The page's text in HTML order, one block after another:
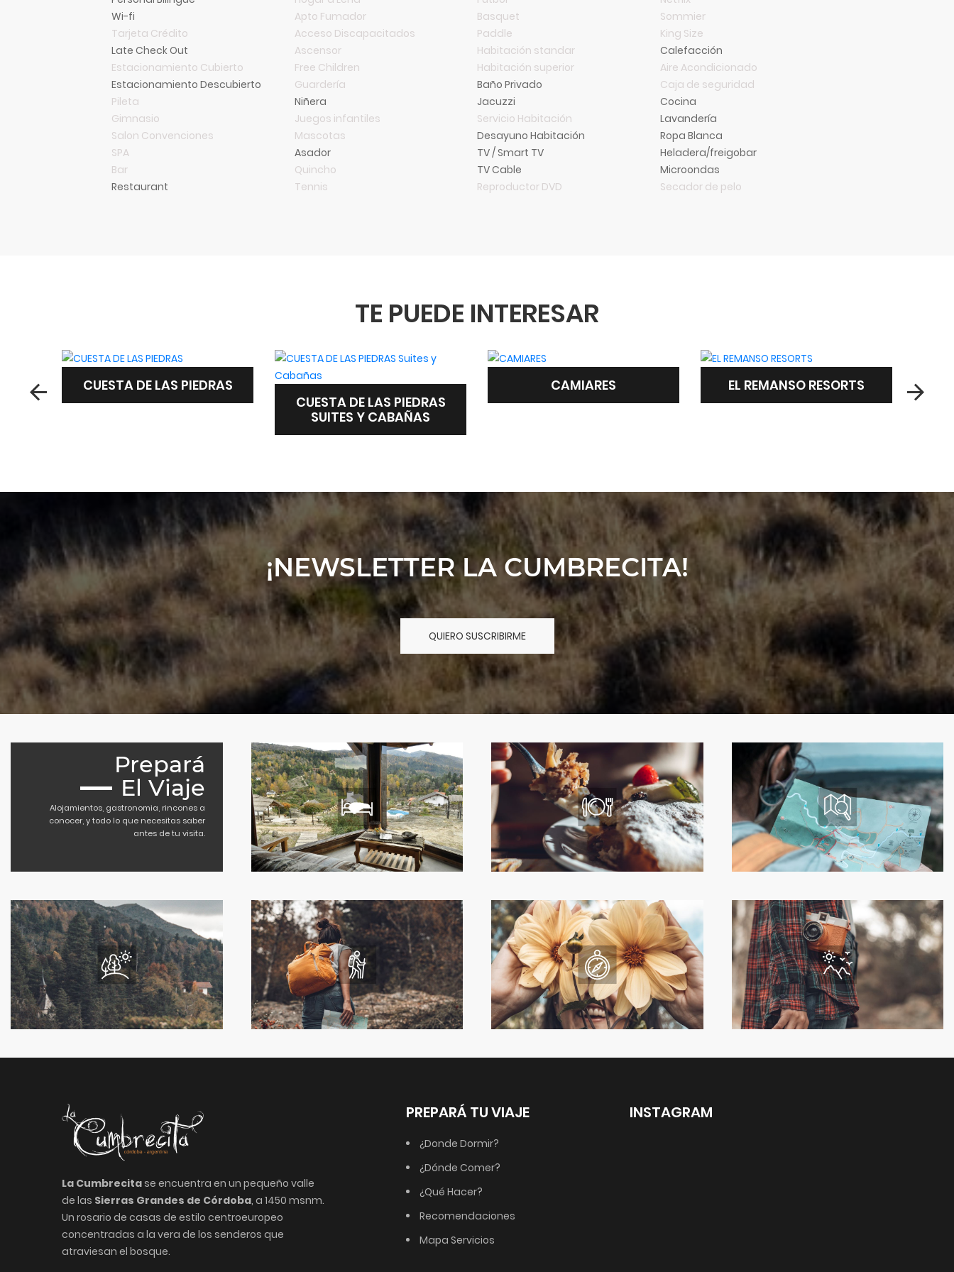
Wi-fi
Tarjeta Crédito
Late Check Out
Estacionamiento Cubierto
Estacionamiento Descubierto
Pileta
Gimnasio
Salon Convenciones
SPA
Bar
Restaurant
Apto Fumador
Acceso Discapacitados
Ascensor
Free Children
Guardería
Niñera
Juegos infantiles
Mascotas
Asador
Quincho
Tennis
Basquet
Paddle
Habitación standar
Habitación superior
Baño Privado
Jacuzzi
Servicio Habitación
Desayuno Habitación
TV / Smart TV
TV Cable
Reproductor DVD
Sommier
King Size
Calefacción
Aire Acondicionado
Caja de seguridad
Cocina
Lavandería
Ropa Blanca
Heladera/freigobar
Microondas
Secador de pelo
TE PUEDE INTERESAR
CUESTA DE LAS PIEDRAS
CAMIARES EL REMANSO RESORTS CABAÑAS DEL CIELO
¡NEWSLETTER LA CUMBRECITA!
QUIERO SUSCRIBIRME
Prepará
El Viaje
Alojamientos, gastronomia, rincones a
conocer, y todo lo que necesitas saber
antes de tu visita.
La Cumbrecitase encuentra en un pequeño valle
de las Sierras Grandes de Córdoba, a 1450 msnm.
Un rosario de casas de estilo centroeuropeo
concentradas a la vera de los senderos que
atraviesan el bosque.
PREPARÁ TU VIAJE
¿Donde Dormir?
¿Dónde Comer?
¿Qué Hacer?
Recomendaciones
Mapa Servicios
INSTAGRAM